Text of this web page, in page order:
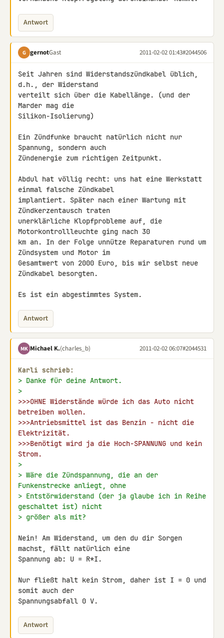
Antwort
G gernotGast 2011-02-02 01:43#2044506
Seit Jahren sind Widerstandszündkabel üblich,
d.h., der Widerstand
verteilt sich über die Kabellänge. (und der
Marder mag die
Silikon-Isolierung)
Ein Zündfunke braucht natürlich nicht nur
Spannung, sondern auch
Zündenergie zum richtigen Zeitpunkt.
Abdul hat völlig recht: uns hat eine Werkstatt
einmal falsche Zündkabel
implantiert. Später nach einer Wartung mit
Zündkerzentausch traten
unerklärliche Klopfprobleme auf, die
Motorkontrollleuchte ging nach 30
km an. In der Folge unnütze Reparaturen rund um
Zündsystem und Motor im
Gesamtwert von 2000 Euro, bis wir selbst neue
Zündkabel besorgten.
Es ist ein abgestimmtes System.
Antwort
MK Michael K.(charles_b) 2011-02-02 06:07#2044531
Karli schrieb:
> Danke für deine Antwort.
>
>>>OHNE Widerstände würde ich das Auto nicht
betreiben wollen.
>>>Antriebsmittel ist das Benzin - nicht die
Elektrizität.
>>>Benötigt wird ja die Hoch-SPANNUNG und kein
Strom.
>
> Wäre die Zündspannung, die an der
Funkenstrecke anliegt, ohne
> Entstörwiderstand (der ja glaube ich in Reihe
geschaltet ist) nicht
> größer als mit?
Nein! Am Widerstand, um den du dir Sorgen
machst, fällt natürlich eine
Spannung ab: U = R*I.
Nur fließt halt kein Strom, daher ist I = 0 und
somit auch der
Spannungsabfall 0 V.
Antwort